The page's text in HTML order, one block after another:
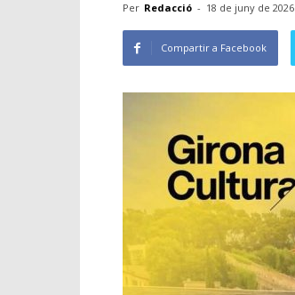
Per Redacció - 18 de juny de 2026
Compartir a Facebook